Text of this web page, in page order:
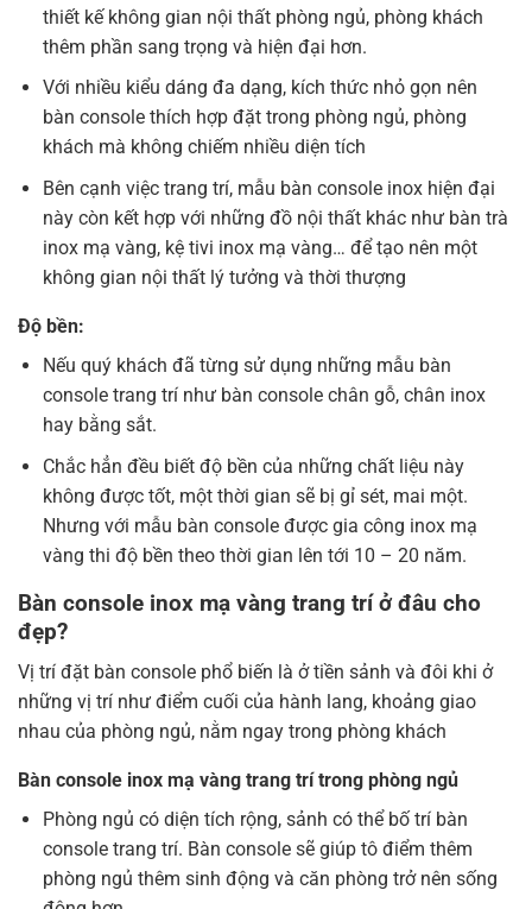
thiết kế không gian nội thất phòng ngủ, phòng khách
thêm phần sang trọng và hiện đại hơn.
Với nhiều kiểu dáng đa dạng, kích thức nhỏ gọn nên
bàn console thích hợp đặt trong phòng ngủ, phòng
khách mà không chiếm nhiều diện tích
Bên cạnh việc trang trí, mẫu bàn console inox hiện đại
này còn kết hợp với những đồ nội thất khác như bàn trà
inox mạ vàng, kệ tivi inox mạ vàng… để tạo nên một
không gian nội thất lý tưởng và thời thượng
Độ bền:
Nếu quý khách đã từng sử dụng những mẫu bàn
console trang trí như bàn console chân gỗ, chân inox
hay bằng sắt.
Chắc hẳn đều biết độ bền của những chất liệu này
không được tốt, một thời gian sẽ bị gỉ sét, mai một.
Nhưng với mẫu bàn console được gia công inox mạ
vàng thi độ bền theo thời gian lên tới 10 – 20 năm.
Bàn console inox mạ vàng trang trí ở đâu cho
đẹp?
Vị trí đặt bàn console phổ biến là ở tiền sảnh và đôi khi ở
những vị trí như điểm cuối của hành lang, khoảng giao
nhau của phòng ngủ, nằm ngay trong phòng khách
Bàn console inox mạ vàng trang trí trong phòng ngủ
Phòng ngủ có diện tích rộng, sảnh có thể bố trí bàn
console trang trí. Bàn console sẽ giúp tô điểm thêm
phòng ngủ thêm sinh động và căn phòng trở nên sống